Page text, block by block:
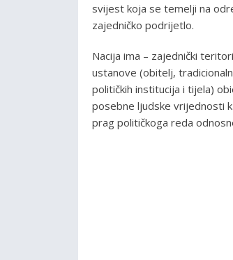
svijest koja se temelji na
zajedničko podrijetlo.
Nacija ima – zajednički
ustanove (obitelj,
političkih institucija i tijela)
posebne ljudske vrijednosti
prag političkoga reda